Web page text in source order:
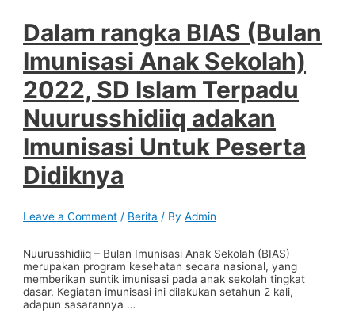
Dalam rangka BIAS (Bulan
Imunisasi Anak Sekolah)
2022, SD Islam Terpadu
Nuurusshidiiq adakan
Imunisasi Untuk Peserta
Didiknya
Leave a Comment / Berita / ByAdmin
Nuurusshidiiq – Bulan Imunisasi Anak Sekolah (BIAS)
merupakan program kesehatan secara nasional, yang
memberikan suntik imunisasi pada anak sekolah tingkat
dasar. Kegiatan imunisasi ini dilakukan setahun 2 kali,
adapun sasarannya …